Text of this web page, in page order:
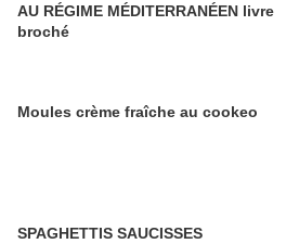
AU RÉGIME MÉDITERRANÉEN livre
broché
Moules crème fraîche au cookeo
SPAGHETTIS SAUCISSES